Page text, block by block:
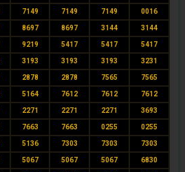
7149 7149 7149 0016
8697 8697 3144 3144
9219 5417 5417 5417
3193 3193 3193 3231
2878 2878 7565 7565
5164 7612 7612 7612
2271 2271 2271 3693
7663 7663 0255 0255
5136 7303 7303 7303
5067 5067 5067 6830